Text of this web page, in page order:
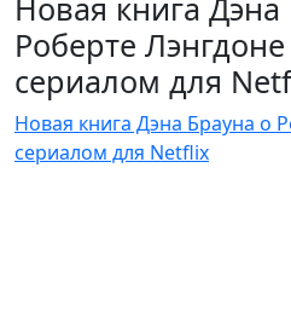
Новая книга
Роберте Лэнгдоне
сериалом для
Новая книга Дэна Брауна о
сериалом для Netflix